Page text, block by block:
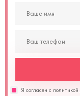
Я согласен с политикой